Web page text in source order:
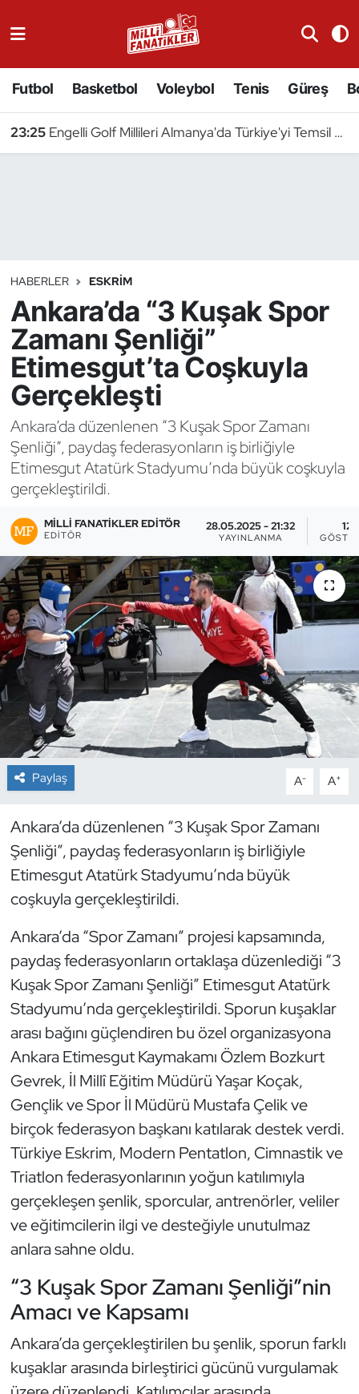
Futbol Basketbol Voleybol Tenis Güreş
23:25 Engelli Golf Millileri Almanya'da Türkiye'yi Temsil Edecek
HABERLER ESKRIM
Ankara’da “3 Kuşak Spor
Zamanı Şenliği”
Etimesgut’ta Coşkuyla
Gerçekleşti
Ankara’da düzenlenen “3 Kuşak Spor Zamanı
Şenliği”, paydaş federasyonların iş birliğiyle
Etimesgut Atatürk Stadyumu’nda büyük coşkuyla
gerçekleştirildi.
MILLI FANATIKLER EDITÖR
EDITÖR
28.05.2025 - 21:32
YAYINLANMA
12
Paylaş A- A+
Ankara’da düzenlenen “3 Kuşak Spor Zamanı
Şenliği”, paydaş federasyonların iş birliğiyle
Etimesgut Atatürk Stadyumu’nda büyük
coşkuyla gerçekleştirildi.
Ankara’da “Spor Zamanı” projesi kapsamında,
paydaş federasyonların ortaklaşa düzenlediği “3
Kuşak Spor Zamanı Şenliği” Etimesgut Atatürk
Stadyumu’nda gerçekleştirildi. Sporun kuşaklar
arası bağını güçlendiren bu özel organizasyona
Ankara Etimesgut Kaymakamı Özlem Bozkurt
Gevrek, İl Millî Eğitim Müdürü Yaşar Koçak,
Gençlik ve Spor İl Müdürü Mustafa Çelik ve
birçok federasyon başkanı katılarak destek verdi.
Türkiye Eskrim, Modern Pentatlon, Cimnastik ve
Triatlon federasyonlarının yoğun katılımıyla
gerçekleşen şenlik, sporcular, antrenörler, veliler
ve eğitimcilerin ilgi ve desteğiyle unutulmaz
anlara sahne oldu.
“3 Kuşak Spor Zamanı Şenliği”nin
Amacı ve Kapsamı
Ankara’da gerçekleştirilen bu şenlik, sporun farklı
kuşaklar arasında birleştirici gücünü vurgulamak
Badminton
Binicilik
Bisiklet
Bocce Bowling Dart
Boks
Briç
Çim Hokeyi
Cimnastik
Curling
Dağcılık
Dans Sporları
Dövüş Sanatı
E-Spor
Eskrim
Futsal
Genel
Golf
Güreş
Halter
Hava Sporları
Hentbol
İşitme Engelli Sporcular
Judo ve Kuraş
Kano ve Rafting
Karate